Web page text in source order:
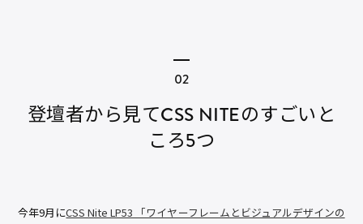
登壇者から見てCSS NITEのすごいと
ころ5つ
今年9月にCSS Nite LP53 「ワイヤーフレームとビジュアルデザインの